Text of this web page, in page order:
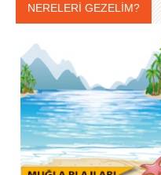
NERELERİ GEZELİM?